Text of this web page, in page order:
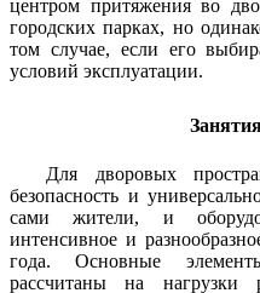
центром притяжения во
городских парках, но
том случае, если его
условий эксплуатации.
Для дворовых
безопасность и
сами жители, и
интенсивное и
года. Основные
рассчитаны на нагрузки